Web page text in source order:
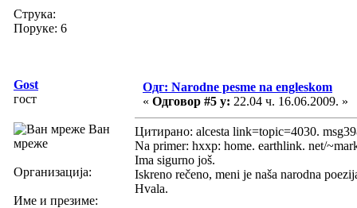
Струка:
Поруке: 6
Gost
гост
Ван
мреже
Организација:
Име и презиме:
Одг: Narodne pesme na engleskom
« Одговор #5 у: 22.04 ч. 16.06.2009. »
Цитирано: alcesta link=topic=4030.
Na primer: hxxp: home. earthlink. net/
Ima sigurno još.
Iskreno rečeno, meni je naša narodna
Hvala.